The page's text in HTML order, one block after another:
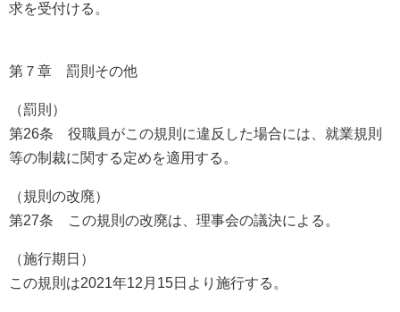
求を受付ける。
第７章 罰則その他
（罰則）
第26条 役職員がこの規則に違反した場合には、就業規則
等の制裁に関する定めを適用する。
（規則の改廃）
第27条 この規則の改廃は、理事会の議決による。
（施行期日）
この規則は2021年12月15日より施行する。